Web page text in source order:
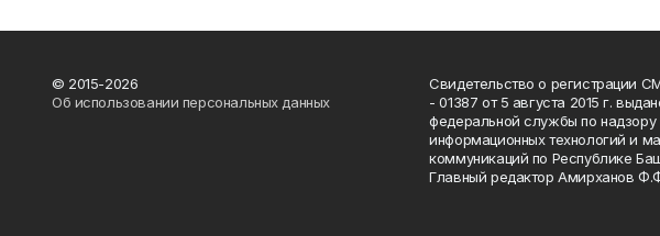
© 2015-2026
Об использовании персональных данных
Свидетельство о регистрации
- 01387 от 5 августа 2015 г.
федеральной службы по надзору
информационных технологий и
коммуникаций по Республике
Главный редактор Амирханов